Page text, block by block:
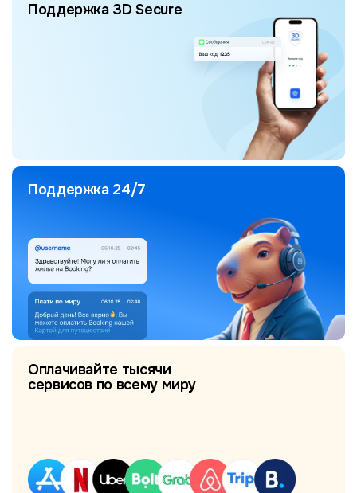
Поддержка 3D Secure
Поддержка 24/7
Оплачивайте тысячи
сервисов по всему миру